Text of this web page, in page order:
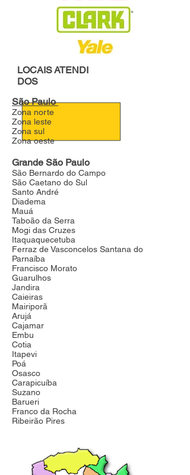
LOCAISATENDI
DOS
São Paulo
Zona norte
Zona leste
Zona sul
Zona oeste
Grande São Paulo
São Bernardo do Campo
São Caetano do Sul
Santo André
Diadema
Mauá
Taboão da Serra
Mogi das Cruzes
Itaquaquecetuba
Ferraz de Vasconcelos Santana do
Parnaíba
Francisco Morato
Guarulhos
Jandira
Caieiras
Mairiporã
Arujá
Cajamar
Embu
Cotia
Itapevi
Poá
Osasco
Carapicuíba
Suzano
Barueri
Franco da Rocha
Ribeirão Pires